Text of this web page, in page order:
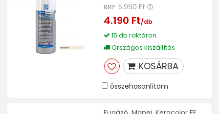
RRP: 5.990 Ft
4.190 Ft/db
15 db raktáron
Országos kiszállítás
KOSÁRBA
összehasonlítom